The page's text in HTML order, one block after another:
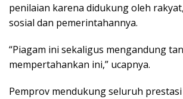
penilaian karena didukung oleh
sosial dan pemerintahannya.
“Piagam ini sekaligus mengandung
mempertahankan ini,” ucapnya.
Pemprov mendukung seluruh